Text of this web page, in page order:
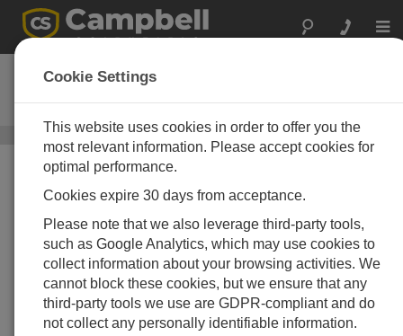
BaroVue 10
デジタル気圧計
Cookie Settings
This website uses cookies in order to offer you the
most relevant information. Please accept cookies for
optimal performance.
Cookies expire 30 days from acceptance.
Please note that we also leverage third-party tools,
such as Google Analytics, which may use cookies to
collect information about your browsing activities. We
cannot block these cookies, but we ensure that any
third-party tools we use are GDPR-compliant and do
not collect any personally identifiable information.